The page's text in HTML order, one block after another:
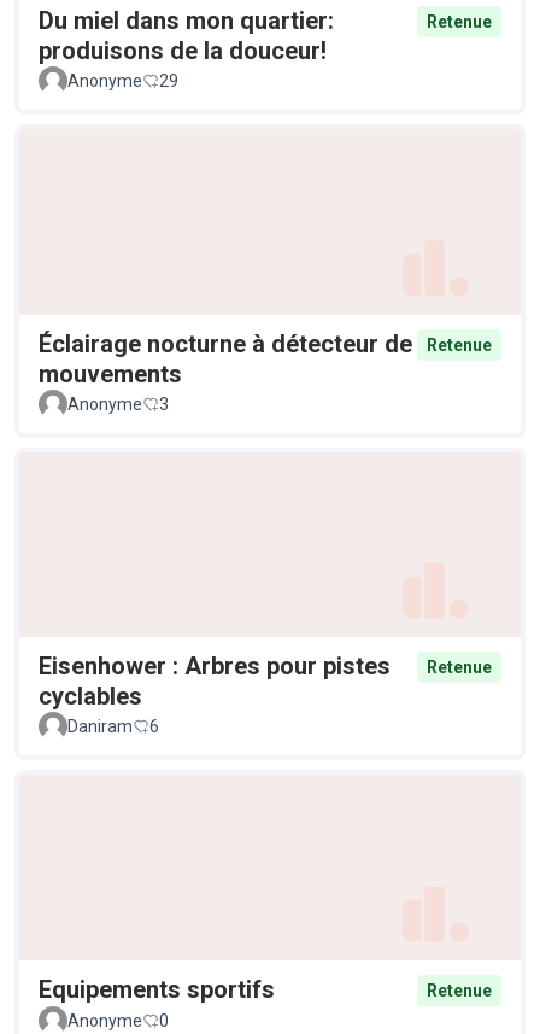
Du miel dans mon quartier:
produisons de la douceur!
Retenue
Anonyme 29
Éclairage nocturne à détecteur de
mouvements
Retenue
Anonyme 3
Eisenhower : Arbres pour pistes
cyclables
Retenue
Daniram 6
Equipements sportifs
Retenue
Anonyme
0